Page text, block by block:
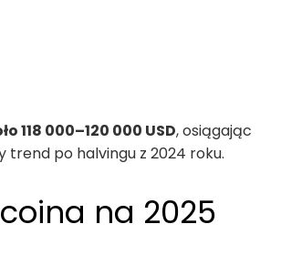
118 000–120 000 USD, osiągając
trend po halvingu z 2024 roku.
na 2025